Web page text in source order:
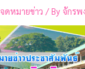
จดหมายข่าว / By จักรพ